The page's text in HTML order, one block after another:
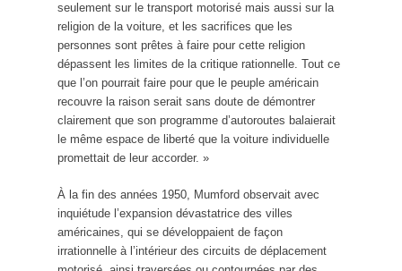
seulement sur le transport motorisé mais aussi sur la
religion de la voiture, et les sacrifices que les
personnes sont prêtes à faire pour cette religion
dépassent les limites de la critique rationnelle. Tout ce
que l’on pourrait faire pour que le peuple américain
recouvre la raison serait sans doute de démontrer
clairement que son programme d’autoroutes balaierait
le même espace de liberté que la voiture individuelle
promettait de leur accorder. »
À la fin des années 1950, Mumford observait avec
inquiétude l’expansion dévastatrice des villes
américaines, qui se développaient de façon
irrationnelle à l’intérieur des circuits de déplacement